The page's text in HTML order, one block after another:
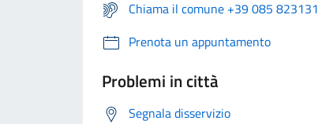
Chiama il comune +39 085 823131
Prenota un appuntamento
Problemi in città
Segnala disservizio